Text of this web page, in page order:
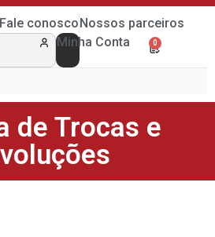
Fale conoscoNossos parceiros
Minha Conta
0
de Trocas e